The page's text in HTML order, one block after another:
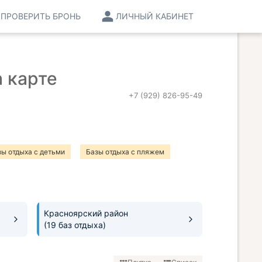
ЛИЧНЫЙ КАБИНЕТ
ПРОВЕРИТЬ БРОНЬ
+7 (929) 826-95-49
отдыха с детьми Базы отдыха с пляжем
Красноярский район
(19 баз отдыха)